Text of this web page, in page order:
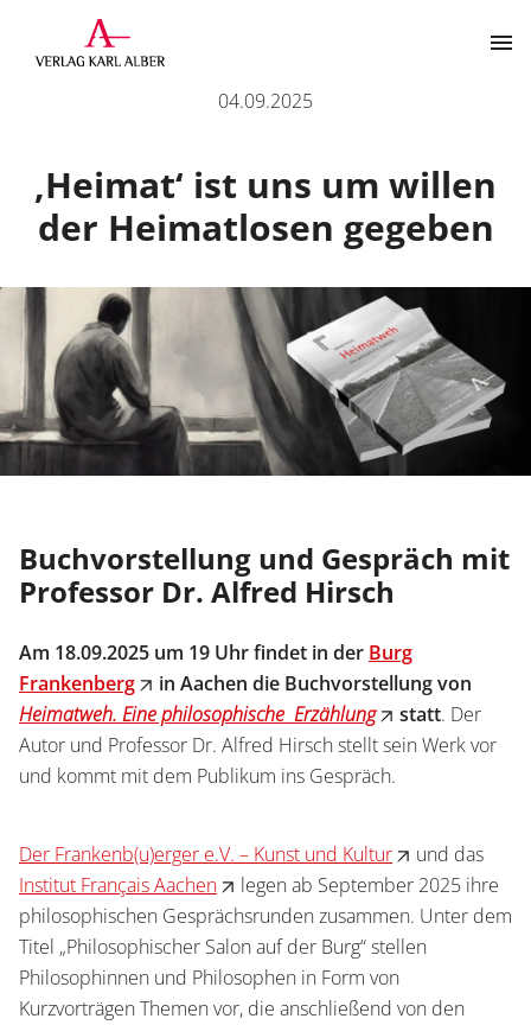
Der Verlag
Über uns
Termine
Karriere
Programm
Zeitschriften
Preise und Auszeichnungen
Wissenschaftlich publizieren
Wissenschaftlich publizieren
Open Access
Presse
Kontakt
Shop
Inlibra
Kontakt
Buchvorstellung „Heimatweh. Eine philosophische
04.09.2025
‚Heimat‘ ist uns um willen
der Heimatlosen gegeben
Buchvorstellung und Gespräch mit
Professor Dr. Alfred Hirsch
Am 18.09.2025 um 19 Uhr findet in der Burg
Frankenberg
in Aachen die Buchvorstellung von
Heimatweh. Eine philosophische Erzählung statt. Der
Autor und Professor Dr. Alfred Hirsch stellt sein Werk vor
und kommt mit dem Publikum ins Gespräch.
Der Frankenb(u)erger e.V. – Kunst und Kultur
und das
Institut Français Aachen
legen ab September 2025 ihre
philosophischen Gesprächsrunden zusammen. Unter dem
Titel „Philosophischer Salon auf der Burg“ stellen
Philosophinnen und Philosophen in Form von
Kurzvorträgen Themen vor, die anschließend von den